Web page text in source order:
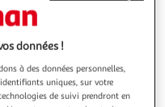
données !
à des données personnelles,
uniques, sur votre
de suivi prendront en